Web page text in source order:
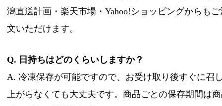
潟直送計画・楽天市場・Yahoo!ショッピングからも
文いただけます。
Q. 日持ちはどのくらいしますか？
A. 冷凍保存が可能ですので、お受け取り後すぐに召
上がらなくても大丈夫です。商品ごとの保存期間は